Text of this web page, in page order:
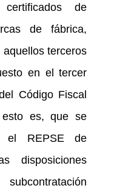
de
de fábrica,
terceros
en el tercer
Código Fiscal
es, que se
el REPSE de
disposiciones